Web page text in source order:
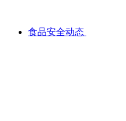
食品安全动态